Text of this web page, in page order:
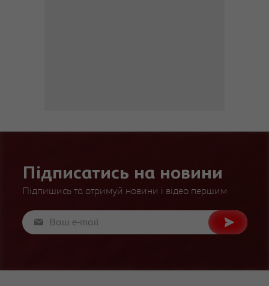
Підписатись на новини
Підпишись та отримуй новини і відео першим